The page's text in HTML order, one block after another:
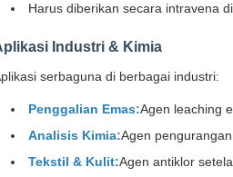
Harus diberikan secara intravena
Industri & Kimia
serbaguna di berbagai industri:
Penggalian Emas:Agen leaching
Analisis Kimia:Agen
Tekstil & Kulit:Agen antiklor